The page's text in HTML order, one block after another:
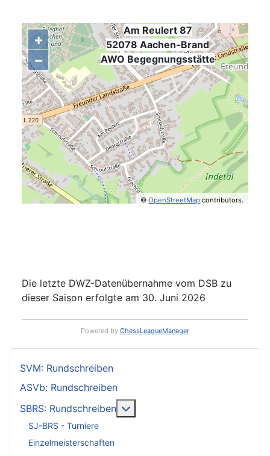
+
−
©OpenStreetMap contributors.
Am Reulert 87
52078 Aachen-Brand
AWO Begegnungsstätte
,
Die letzte DWZ-Datenübernahme vom DSB zu
dieser Saison erfolgte am 30. Juni 2026
Powered by ChessLeagueManager
SVM: Rundschreiben
ASVb: Rundschreiben
SBRS: Rundschreiben
SJ-BRS - Turniere
Einzelmeisterschaften